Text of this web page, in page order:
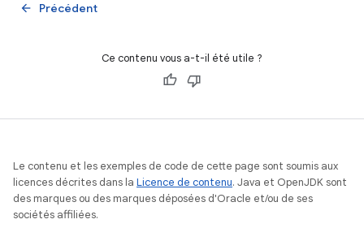
Précédent
arrow_back
Ce contenu vous a-t-il été utile ?
Le contenu et les exemples de code de cette page sont soumis aux
licences décrites dans la Licence de contenu. Java et OpenJDK sont
des marques ou des marques déposées d'Oracle et/ou de ses
sociétés affiliées.